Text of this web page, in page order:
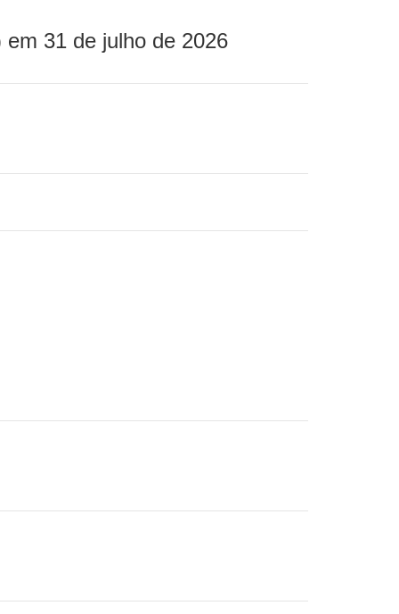
31 de julho de 2026